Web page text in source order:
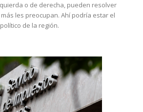
o de derecha, pueden resolver
les preocupan. Ahí podría estar el
de la región.